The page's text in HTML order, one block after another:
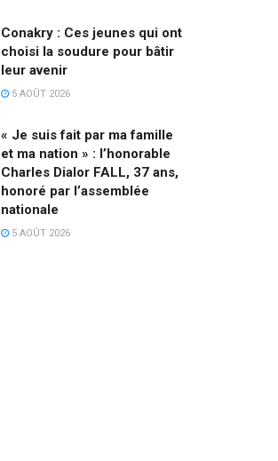
Conakry : Ces jeunes qui ont
choisi la soudure pour bâtir
leur avenir
5 AOÛT 2026
« Je suis fait par ma famille
et ma nation » : l’honorable
Charles Dialor FALL, 37 ans,
honoré par l’assemblée
nationale
5 AOÛT 2026